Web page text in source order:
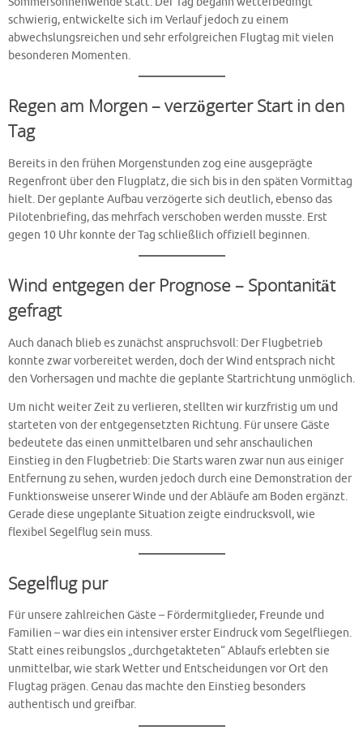
schwierig, entwickelte sich im Verlauf jedoch zu einem
abwechslungsreichen und sehr erfolgreichen Flugtag mit vielen
besonderen Momenten.
Regen am Morgen – verzögerter Start in den
Tag
Bereits in den frühen Morgenstunden zog eine ausgeprägte
Regenfront über den Flugplatz, die sich bis in den späten Vormittag
hielt. Der geplante Aufbau verzögerte sich deutlich, ebenso das
Pilotenbriefing, das mehrfach verschoben werden musste. Erst
gegen 10 Uhr konnte der Tag schließlich offiziell beginnen.
Wind entgegen der Prognose – Spontanität
gefragt
Auch danach blieb es zunächst anspruchsvoll: Der Flugbetrieb
konnte zwar vorbereitet werden, doch der Wind entsprach nicht
den Vorhersagen und machte die geplante Startrichtung unmöglich.
Um nicht weiter Zeit zu verlieren, stellten wir kurzfristig um und
starteten von der entgegensetzten Richtung. Für unsere Gäste
bedeutete das einen unmittelbaren und sehr anschaulichen
Einstieg in den Flugbetrieb: Die Starts waren zwar nun aus einiger
Entfernung zu sehen, wurden jedoch durch eine Demonstration der
Funktionsweise unserer Winde und der Abläufe am Boden ergänzt.
Gerade diese ungeplante Situation zeigte eindrucksvoll, wie
flexibel Segelflug sein muss.
Segelflug pur
Für unsere zahlreichen Gäste – Fördermitglieder, Freunde und
Familien – war dies ein intensiver erster Eindruck vom Segelfliegen.
Statt eines reibungslos „durchgetakteten“ Ablaufs erlebten sie
unmittelbar, wie stark Wetter und Entscheidungen vor Ort den
Flugtag prägen. Genau das machte den Einstieg besonders
authentisch und greifbar.